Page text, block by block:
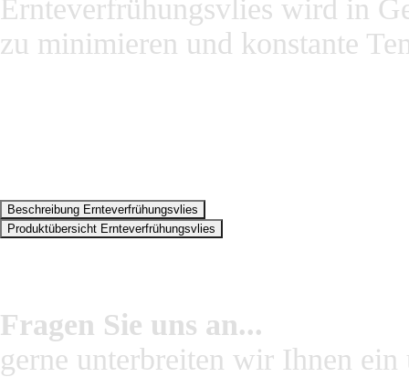
Ernteverfrühungsvlies wird in
zu minimieren und konstante
Beschreibung Ernteverfrühungsvlies
Produktübersicht Ernteverfrühungsvlies
Fragen Sie uns an...
gerne unterbreiten wir Ihnen